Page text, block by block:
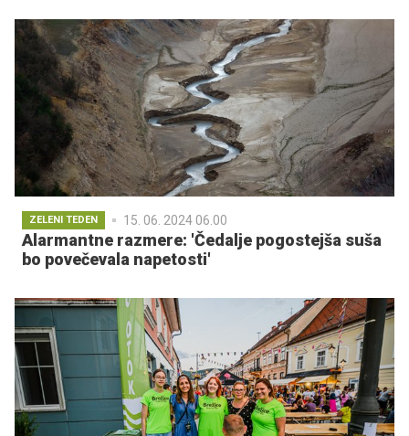
ZELENI TEDEN 15. 06. 2024 06.00
Alarmantne razmere: 'Čedalje pogostejša suša
bo povečevala napetosti'